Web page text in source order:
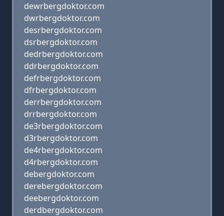
dewrbergdoktor.com
dwrbergdoktor.com
desrbergdoktor.com
dsrbergdoktor.com
dedrbergdoktor.com
ddrbergdoktor.com
defrbergdoktor.com
dfrbergdoktor.com
derrbergdoktor.com
drrbergdoktor.com
de3rbergdoktor.com
d3rbergdoktor.com
de4rbergdoktor.com
d4rbergdoktor.com
debergdoktor.com
derebergdoktor.com
deebergdoktor.com
derdbergdoktor.com